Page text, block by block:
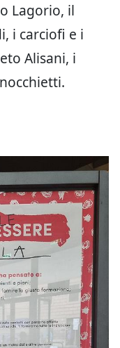
Lagorio, il
i carciofi e i
Alisani, i